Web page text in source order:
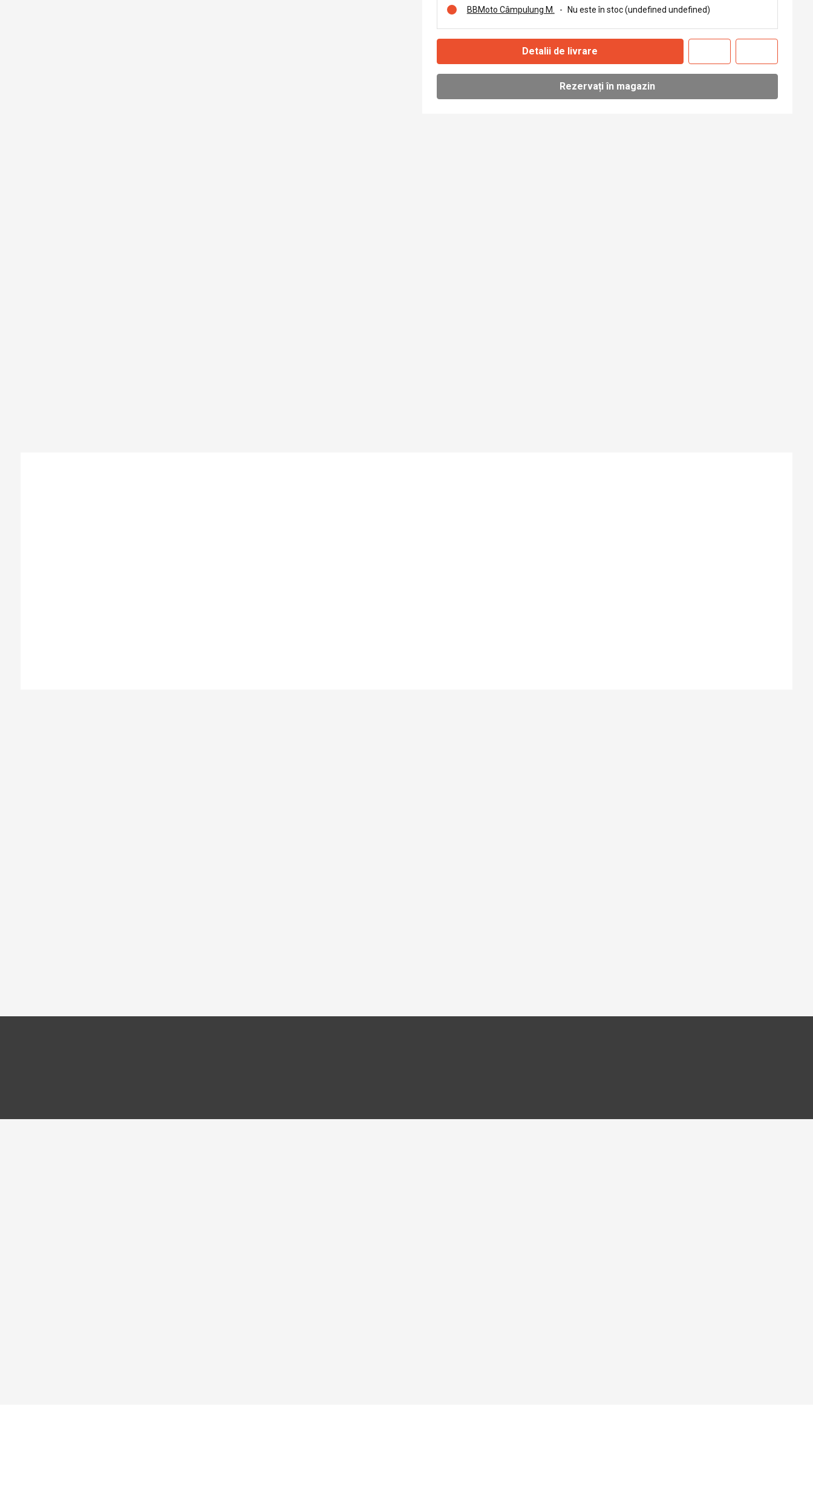
BBMoto Câmpulung M.
- Nu este în stoc (undefined undefined)
Detalii de livrare
Rezervați în magazin